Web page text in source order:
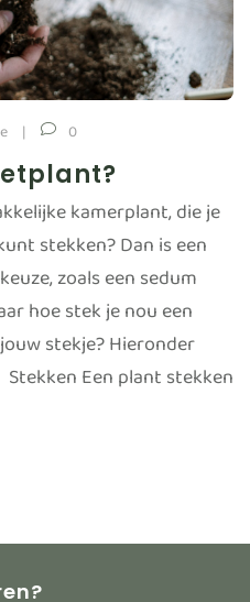
0
kamerplant, die je
stekken? Dan is een
zoals een sedum
hoe stek je nou een
stekje? Hieronder
Een plant stekken